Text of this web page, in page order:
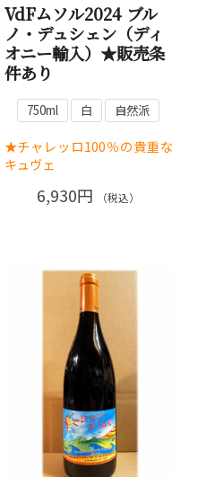
VdFムソル2024 ブル
ノ・デュシェン（ディ
オニー輸入）★販売条
件あり
750ml 白 自然派
★チャレッロ100％の貴重な
キュヴェ
6,930円 （税込）